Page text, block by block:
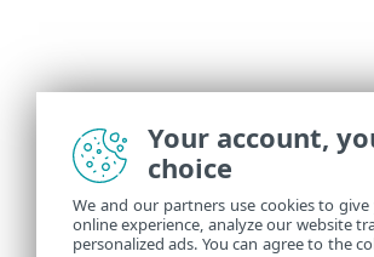
Your account,
choice
We and our partners use cookies to
online experience, analyze our website
personalized ads. You can agree to the